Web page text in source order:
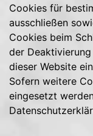
Cookies für
ausschließen
Cookies beim
der
dieser Website
Sofern weitere
eingesetzt